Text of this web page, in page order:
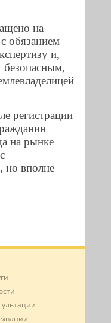
на
обязанием
и,
безопасным,
регистрации
на рынке
вполне